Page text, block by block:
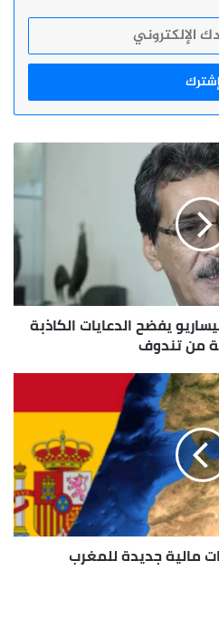
يفضح الدعايات الكاذبة
من تندوف
مالية جديدة للمغرب